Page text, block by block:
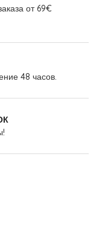
от 69€
48 часов.